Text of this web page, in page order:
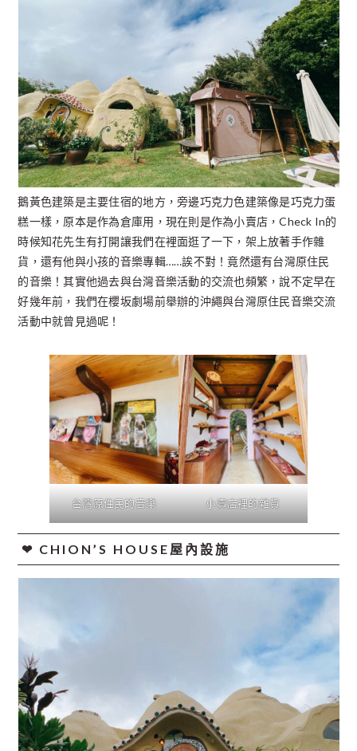
鵝黃色建築是主要住宿的地方，旁邊巧克力色建築像是巧克力蛋
糕一樣，原本是作為倉庫用，現在則是作為小賣店，Check In的
時候知花先生有打開讓我們在裡面逛了一下，架上放著手作雜
貨，還有他與小孩的音樂專輯……誒不對！竟然還有台灣原住民
的音樂！其實他過去與台灣音樂活動的交流也頻繁，說不定早在
好幾年前，我們在櫻坂劇場前舉辦的沖繩與台灣原住民音樂交流
活動中就曾見過呢！
台灣原住民的音樂 小賣店裡的雜貨
❤︎ CHION’S HOUSE屋內設施